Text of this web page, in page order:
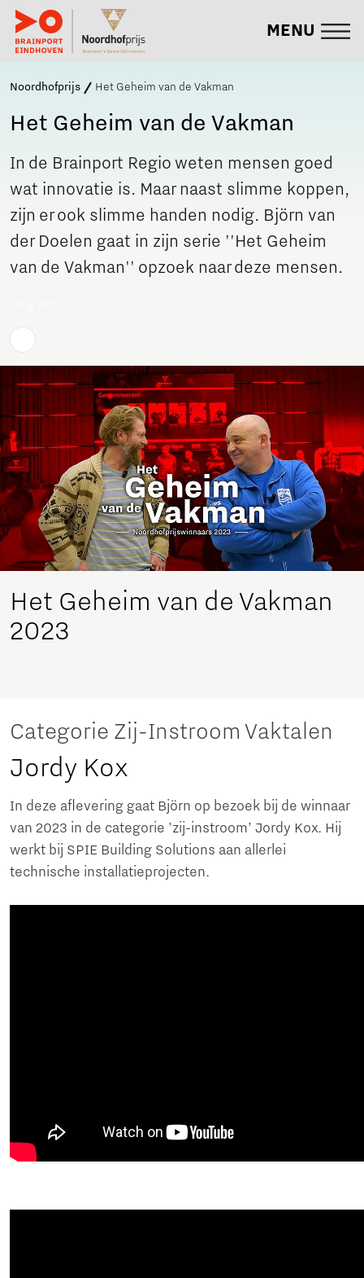
MENU
Noordhofprijs Het Geheim van de Vakman
Het Geheim van de Vakman
In de Brainport Regio weten mensen goed
wat innovatie is. Maar naast slimme koppen,
zijn er ook slimme handen nodig. Björn van
der Doelen gaat in zijn serie ''Het Geheim
van de Vakman'' opzoek naar deze mensen.
Het Geheim van de Vakman
2023
Categorie Zij-Instroom Vaktalen
Jordy Kox
In deze aflevering gaat Björn op bezoek bij de winnaar
van 2023 in de categorie 'zij-instroom’ Jordy Kox. Hij
werkt bij SPIE Building Solutions aan allerlei
technische installatieprojecten.